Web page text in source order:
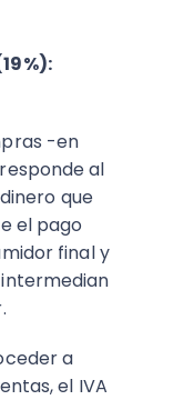
-en
al
que
el pago
final y
a
el IVA